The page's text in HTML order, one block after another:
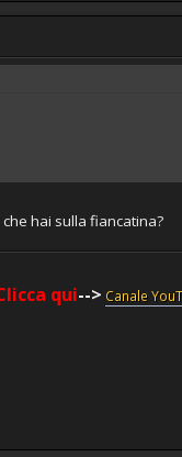
hai sulla fiancatina?
qui--> Canale